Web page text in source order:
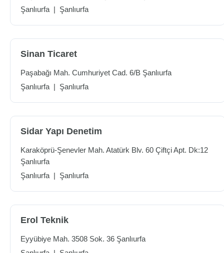
Şanlıurfa | Şanlıurfa
Sinan Ticaret
Paşabağı Mah. Cumhuriyet Cad. 6/B Şanlıurfa
Şanlıurfa | Şanlıurfa
Sidar Yapı Denetim
Karaköprü-Şenevler Mah. Atatürk Blv. 60 Çiftçi Apt. Dk:12
Şanlıurfa
Şanlıurfa | Şanlıurfa
Erol Teknik
Eyyübiye Mah. 3508 Sok. 36 Şanlıurfa